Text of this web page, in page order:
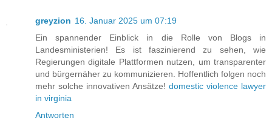
greyzion 16. Januar 2025 um 07:19
Ein spannender Einblick in die Rolle von Blogs in
Landesministerien! Es ist faszinierend zu sehen, wie
Regierungen digitale Plattformen nutzen, um transparenter
und bürgernäher zu kommunizieren. Hoffentlich folgen noch
mehr solche innovativen Ansätze! domestic violence lawyer
in virginia
Antworten